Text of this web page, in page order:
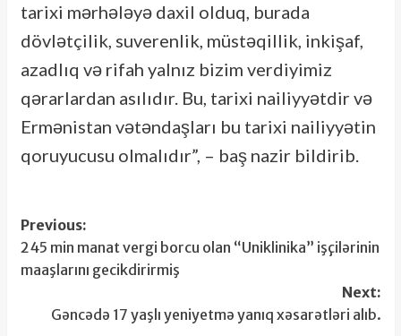
tarixi mərhələyə daxil olduq, burada
dövlətçilik, suverenlik, müstəqillik, inkişaf,
azadlıq və rifah yalnız bizim verdiyimiz
qərarlardan asılıdır. Bu, tarixi nailiyyətdir və
Ermənistan vətəndaşları bu tarixi nailiyyətin
qoruyucusu olmalıdır”, – baş nazir bildirib.
Post
navigation
Previous:
245 min manat vergi borcu olan “Uniklinika” işçilərinin
maaşlarını gecikdirirmiş
Next:
Gəncədə 17 yaşlı yeniyetmə yanıq xəsarətləri alıb.